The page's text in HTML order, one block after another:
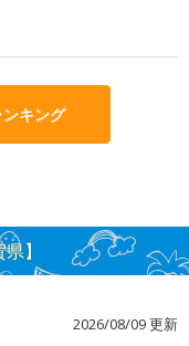
キング
】
2026/08/09 更新